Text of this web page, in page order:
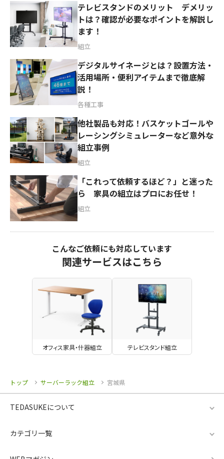
テレビスタンドのメリット デメリッ
トは？確認が必要なポイントを解説し
ます！
組立
デジタルサイネージとは？設置方法・
活用場所・便利アイテムまで徹底解
説！
各種工事
他社製品も対応！バスケットゴールや
レーシングシミュレーターなど意外な
組立事例
組立
「これって依頼するほど？」と迷った
ら 家具の組立はプロにお任せ！
組立
こんなご依頼にも対応しています
関連サービスはこちら
オフィス家具・什器組立 テレビスタンド組立
トップ サーバーラック組立 宮城県
TEDASUKEについて
カテゴリ一覧